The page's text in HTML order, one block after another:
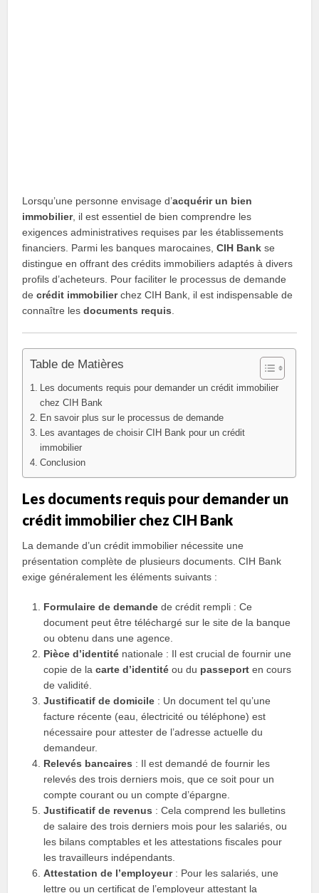
Lorsqu’une personne envisage d’acquérir un bien
immobilier, il est essentiel de bien comprendre les
exigences administratives requises par les établissements
financiers. Parmi les banques marocaines,CIH Bank se
distingue en offrant des crédits immobiliers adaptés à divers
profils d’acheteurs. Pour faciliter le processus de demande
decrédit immobilierchez CIH Bank, il est indispensable de
connaître lesdocuments requis
Table de Matières
Les documents requis pour demander un crédit immobilier
chez CIH Bank
En savoir plus sur le processus de demande
Les avantages de choisir CIH Bank pour un crédit
immobilier
Conclusion
Les documents requis pour demander un
crédit immobilier chez CIH Bank
La demande d’un crédit immobilier nécessite une
présentation complète de plusieurs documents. CIH Bank
exige généralement les éléments suivants :
Formulaire de demande de crédit rempli : Ce
document peut être téléchargé sur le site de la banque
ou obtenu dans une agence.
Pièce d’identité nationale : Il est crucial de fournir une
copie de lacarte d’identité ou du passeport en cours
de validité.
Justificatif de domicile : Un document tel qu’une
facture récente (eau, électricité ou téléphone) est
nécessaire pour attester de l’adresse actuelle du
demandeur.
Relevés bancaires : Il est demandé de fournir les
relevés des trois derniers mois, que ce soit pour un
compte courant ou un compte d’épargne.
Justificatif de revenus : Cela comprend les bulletins
de salaire des trois derniers mois pour les salariés, ou
les bilans comptables et les attestations fiscales pour
les travailleurs indépendants.
Attestation de l’employeur: Pour les salariés, une
lettre ou un certificat de l’employeur attestant la